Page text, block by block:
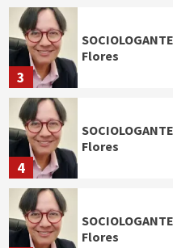
3
Flores
4
Flores
Flores